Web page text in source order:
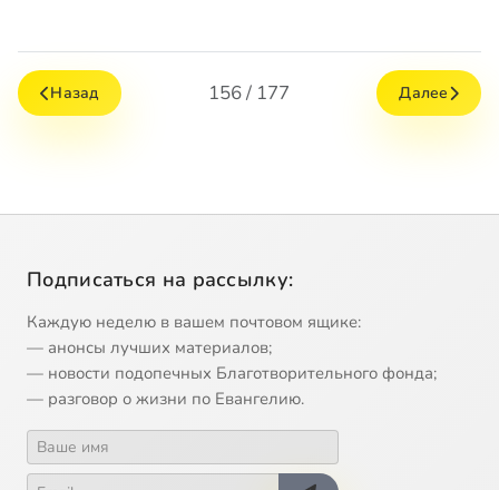
Назад 156 / 177 Далее
Подписаться на рассылку:
Каждую неделю в вашем почтовом ящике:
— анонсы лучших материалов;
— новости подопечных Благотворительного фонда;
— разговор о жизни по Евангелию.